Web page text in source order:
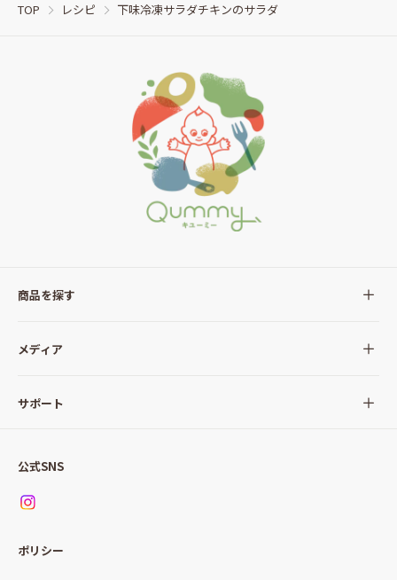
TOP レシピ 下味冷凍サラダチキンのサラダ
商品を探す
全ての商品
サラダ
パッケージサラダ
調味料
メディア
Qummy(キユーミー)について
サポート
お問い合わせ
公式SNS
ポリシー